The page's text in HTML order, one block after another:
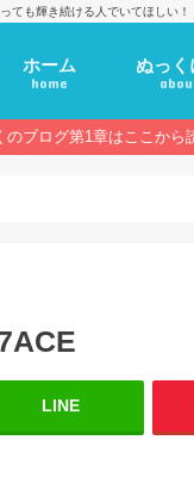
ても輝き続ける人でいてほし
ホーム
home
ぬっく
のブログ第1章はここか
LINE